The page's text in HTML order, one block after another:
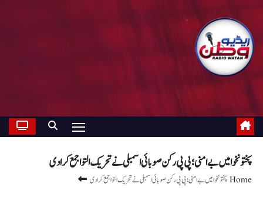
پختونخوا میں بے امنی؛ پی پی رکن صوبائی اسمبلی نے تحریک التوا جمع کرادی
Homeپختونخوا میں بے امنی؛ پی پی رکن صوبائی اسمبلی نے تحریک التوا جمع کرادی